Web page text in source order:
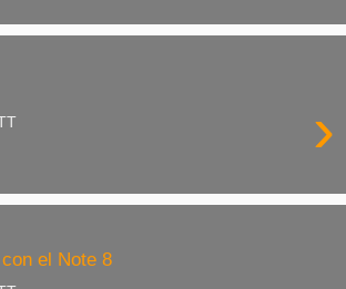
›
el Note 8